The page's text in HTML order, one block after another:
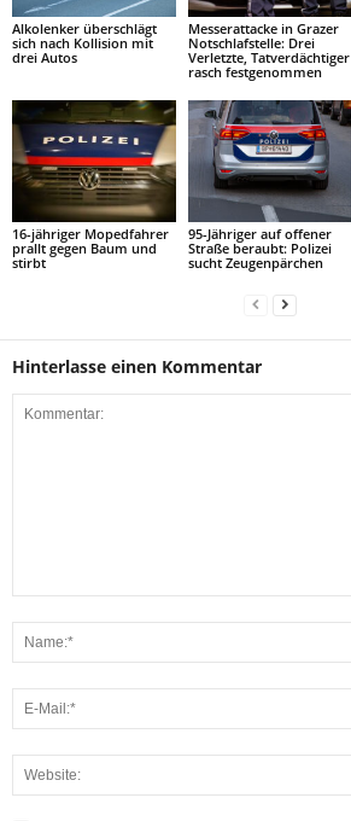
Alkolenker überschlägt
sich nach Kollision mit
drei Autos
Messerattacke in Grazer
Notschlafstelle: Drei
Verletzte, Tatverdächtiger
rasch festgenommen
16-jähriger Mopedfahrer
prallt gegen Baum und
stirbt
95-Jähriger auf offener
Straße beraubt: Polizei
sucht Zeugenpärchen
Hinterlasse einen Kommentar